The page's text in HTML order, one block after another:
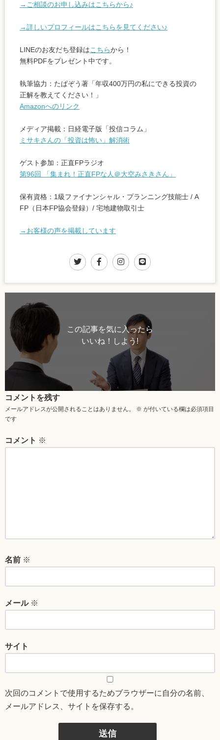
→ご相談のお申し込みはこちらから♪
→詳しいプロフィールはこちらを見てください♪
LINEのお友だち登録はこちらから！
無料PDFをプレゼント中です。
執筆協力：たぱぞう著「年収400万円の私にできる投資の
正解を教えてください！」
Amazonへのリンク
メディア掲載：日経電子版「投信コラム」
ミサキさんの「投資は怖い」解消術
ゲスト参加：正直FPラジオ
第96回 「集まれ！正直FPな人＠大空みさきさん」
保有資格：1級ファイナンシャル・プランニング技能士 / A
FP（日本FP協会登録）/ 宅地建物取引士
→お客様の声を掲載しています
この記事を気に入ったら
いいね！しよう!
コメントを残す
メールアドレスが公開されることはありません。 ※ が付いている欄は必須項目
です
コメント ※
名前 ※
メール ※
サイト
次回のコメントで使用するためブラウザーに自分の名前、
メールアドレス、サイトを保存する。